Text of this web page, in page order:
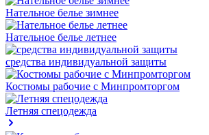
Нательное белье зимнее
Нательное белье летнее
средства индивидуальной защиты
Костюмы рабочие с Минпромторгом
Летняя спецодежда